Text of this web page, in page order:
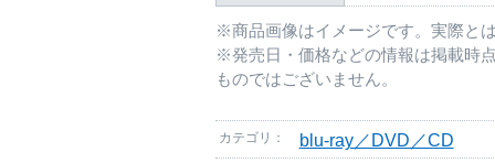
※商品画像はイメージです。実際と
※発売日・価格などの情報は掲載時
ものではございません。
カテゴリ： blu-ray／DVD／CD